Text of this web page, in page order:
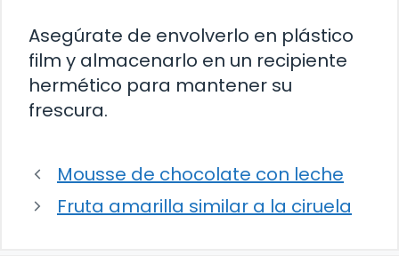
Asegúrate de envolverlo en plástico
film y almacenarlo en un recipiente
hermético para mantener su
frescura.
Mousse de chocolate con leche
Fruta amarilla similar a la ciruela